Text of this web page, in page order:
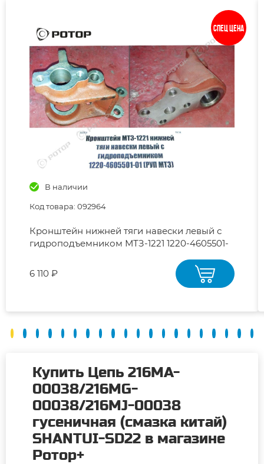
Спец цена
В наличии
Код товара: 092964
Кронштейн нижней тяги навески левый с
гидроподъемником МТЗ-1221 1220-4605501-
6 110 ₽
Купить Цепь 216MA-
00038/216MG-
00038/216MJ-00038
гусеничная (смазка китай)
SHANTUI-SD22 в магазине
Ротор+